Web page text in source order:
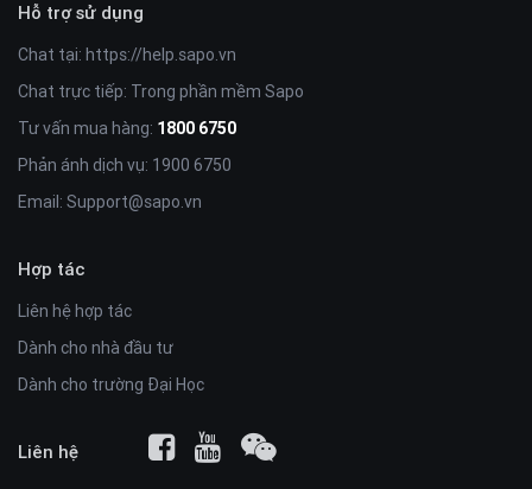
5. Tính năng thêm vào danh sách yêu thích
có thể lưu lại sản phẩm yêu thích của mình để khi cần có thể
xem lại nhanh hơn.
Hỗ trợ sử dụng
Chat tại: https://help.sapo.vn
Chat trực tiếp: Trong phần mềm Sapo
Tư vấn mua hàng: 1800 6750
Phản ánh dịch vụ: 1900 6750
Email: Support@sapo.vn
Hợp tác
Liên hệ hợp tác
Dành cho nhà đầu tư
Dành cho trường Đại Học
Liên hệ